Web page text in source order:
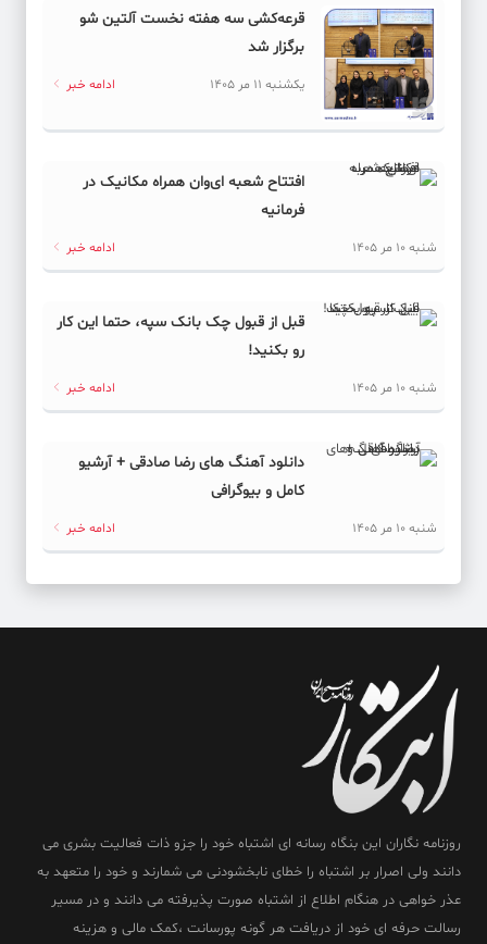
قرعه‌کشی سه هفته نخست آلتین شو
برگزار شد
یکشنبه 11 مر 1405 ادامه خبر
افتتاح شعبه ای‌وان همراه مکانیک در
فرمانیه
شنبه 10 مر 1405 ادامه خبر
قبل از قبول چک بانک سپه، حتما این کار
رو بکنید!
شنبه 10 مر 1405 ادامه خبر
دانلود آهنگ های رضا صادقی + آرشیو
کامل و بیوگرافی
شنبه 10 مر 1405 ادامه خبر
روزنامه نگاران این بنگاه رسانه ای اشتباه خود را جزو ذات فعالیت بشری می
دانند ولی اصرار بر اشتباه را خطای نابخشودنی می شمارند و خود را متعهد به
عذر خواهی در هنگام اطلاع از اشتباه صورت پذیرفته می دانند و در مسیر
رسالت حرفه ای خود از دریافت هر گونه پورسانت ،کمک مالی و هزینه